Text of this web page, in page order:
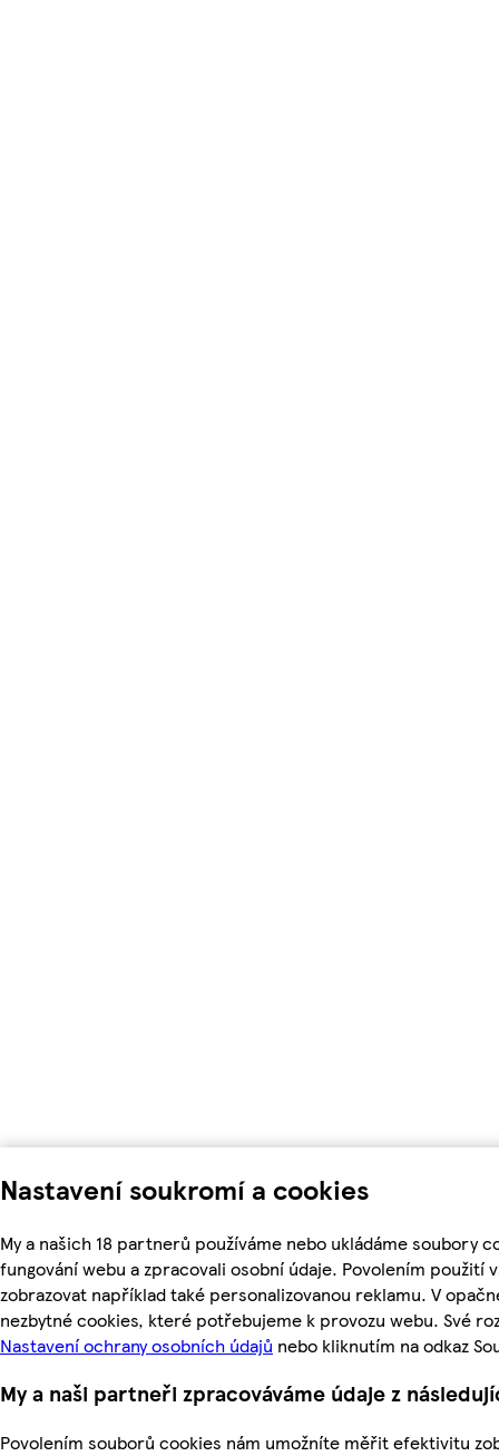
Nastavení soukromí a cookies
My a našich 18 partnerů používáme nebo ukládáme soubory
fungování webu a zpracovali osobní údaje. Povolením použití
zobrazovat například také personalizovanou reklamu. V
nezbytné cookies, které potřebujeme k provozu webu. Své
Nastavení ochrany osobních údajů nebo kliknutím na odkaz
My a naši partneři zpracováváme údaje z
Povolením souborů cookies nám umožníte měřit efektivitu